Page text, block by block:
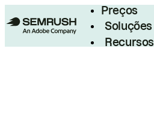
Preços
Soluções
Recursos